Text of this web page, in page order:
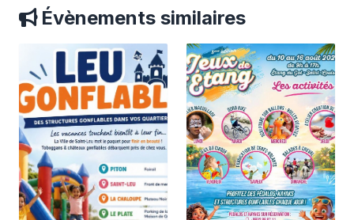
Évènements similaires